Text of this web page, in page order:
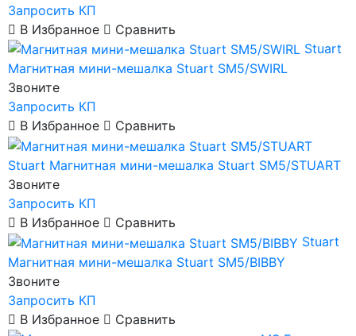
Запросить КП
В Избранное
Сравнить
Stuart
Магнитная мини-мешалка Stuart SM5/SWIRL
Звоните
Запросить КП
В Избранное
Сравнить
Stuart Магнитная мини-мешалка Stuart SM5/STUART
Звоните
Запросить КП
В Избранное
Сравнить
Stuart
Магнитная мини-мешалка Stuart SM5/BIBBY
Звоните
Запросить КП
В Избранное
Сравнить